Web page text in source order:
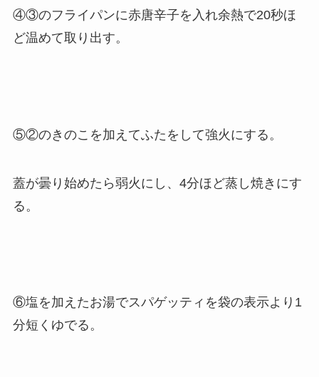
④③のフライパンに赤唐辛子を入れ余熱で20秒ほ
ど温めて取り出す。
⑤②のきのこを加えてふたをして強火にする。
蓋が曇り始めたら弱火にし、4分ほど蒸し焼きにす
る。
⑥塩を加えたお湯でスパゲッティを袋の表示より1
分短くゆでる。